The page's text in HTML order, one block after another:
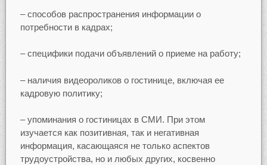
– способов распространения информации о
потребности в кадрах;
– специфики подачи объявлений о приеме на работу;
– наличия видеороликов о гостинице, включая ее
кадровую политику;
– упоминания о гостиницах в СМИ. При этом
изучается как позитивная, так и негативная
информация, касающаяся не только аспектов
трудоустройства, но и любых других, косвенно